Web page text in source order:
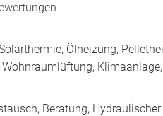
Ölheizung,
Wohnraumlüftung,
Beratung,